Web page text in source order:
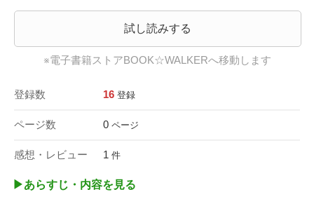
試し読みする
※電子書籍ストアBOOK☆WALKERへ移動します
登録数 16 登録
ページ数 0 ページ
感想・レビュー 1 件
▶︎あらすじ・内容を見る